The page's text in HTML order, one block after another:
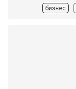
бизнес